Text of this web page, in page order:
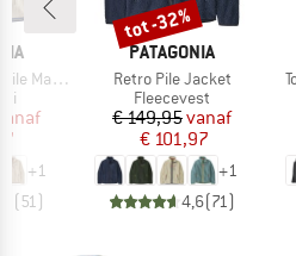
prijs
+1
( 51)
MERK
PATAGONIA
Artikel
Retro Pile Jacket
Productgroep
Fleecevest
Prijs
€ 149,95Verlaagde prijs
vanaf
€ 101,97
+1
4,6(71)
Korting
tot -32%